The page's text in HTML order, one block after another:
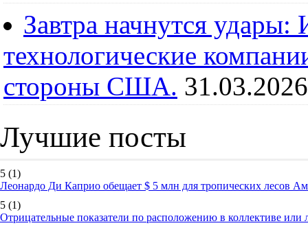
Завтра начнутся
технологические
стороны США. 31.03.2026
Лучшие посты
5 (1)
Леонардо Ди Каприо обещает $ 5 млн для тропических лесов
5 (1)
Отрицательные показатели по расположению в коллективе